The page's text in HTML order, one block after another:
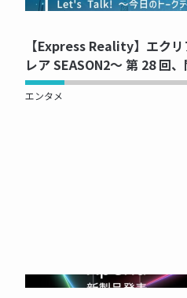
NOW
【Express Reality】エク
レア SEASON2～ 第 28 回
エンタメ
NOW